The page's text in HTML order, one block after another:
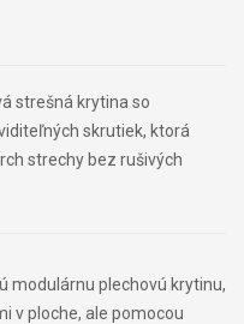
strešná krytina so
skrutiek, ktorá
strechy bez rušivých
modulárnu plechovú krytinu,
v ploche, ale pomocou